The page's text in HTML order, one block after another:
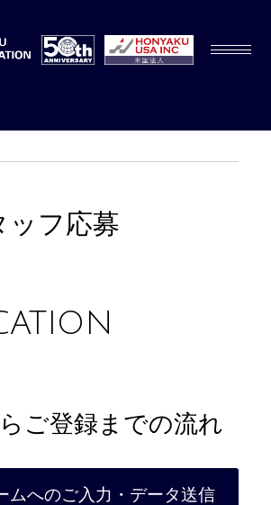
ッフ応募
ご登録までの流れ
ムへのご入力・データ送信